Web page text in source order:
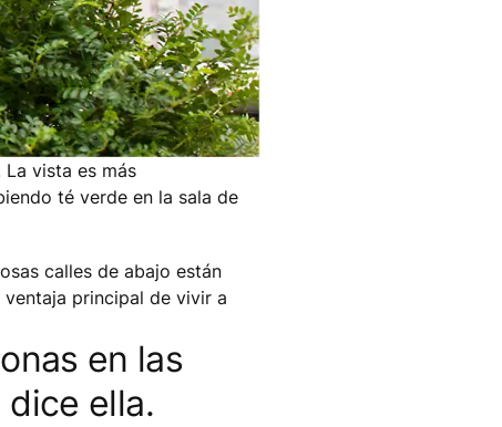
vista es más
té verde en la sala de
calles de abajo están
principal de vivir a
en las
ella.